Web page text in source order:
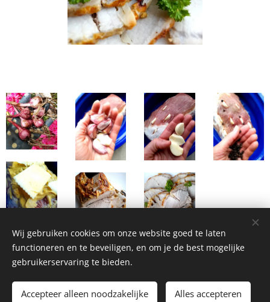
Homemade Homegrown by Bianca ©2026
Wij gebruiken cookies om onze website goed te laten
functioneren en te beveiligen, en om je de best mogelijke
gebruikerservaring te bieden.
Accepteer alleen noodzakelijke Alles accepteren